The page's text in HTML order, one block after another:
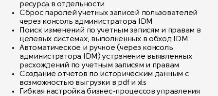
ресурса в отдельности
Сброс паролей учетных записей пользователей
через консоль администратора IDM
Поиск изменений по учетным записям и правам в
целевых системах, выполненных в обход IDM
Автоматическое и ручное (через консоль
администратора IDM) устранение выявленных
расхождений по учетным записям и правам
Создание отчетов по историческим данным с
возможностью выгрузки в pdf и xls
Гибкая настройка бизнес-процессов управления